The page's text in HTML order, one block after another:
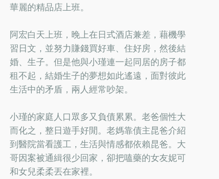
華麗的精品店上班。
阿宏白天上班，晚上在日式酒店兼差，藉機學
習日文，並努力賺錢買好車、住好房，然後結
婚、生子。但是他與小瑾連一起同居的房子都
租不起，結婚生子的夢想如此遙遠，面對彼此
生活中的矛盾，兩人經常吵架。
小瑾的家庭人口眾多又負債累累。老爸個性大
而化之，整日遊手好閒。老媽靠債主昆爸介紹
到醫院當看護工，生活與情感都依賴昆爸。大
哥因案被通緝很少回家，卻把嗑藥的女友妮可
和女兒柔柔丟在家裡。